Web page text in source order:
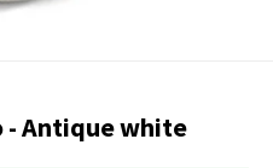
- Antique white